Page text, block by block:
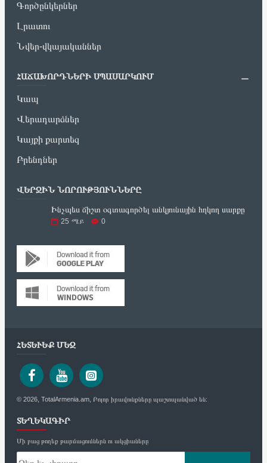
Գործընկերներ
Լրատու
Նվեր-վկայականներ
ՀԱՃԱԽՈՐԴՆԵՐԻ ՍՊԱՍԱՐԿՈՒՄ
Կապ
Վերադարձներ
Կայքի քարտեզ
Բրենդներ
ՎԵՐՋԻՆ ՆՈՐՈՒԹՅՈՒՆՆԵՐԸ
Ինչպես ճիշտ օգտագործել անկյունային հղկող սարքը
25 ሜይ 0
ՀԵՏԵՒԵՔ ՄԵԶ
© 2026, TotalArmenia.am, Բոլոր իրավունքները պաշտպանված են:
ՏԵՂԵԿԱԳԻՐ
Մի բաց թողեք թարմացումներն ու ակցիաները